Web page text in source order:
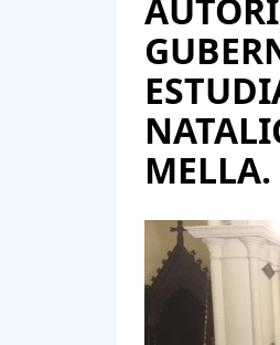
MELLA.